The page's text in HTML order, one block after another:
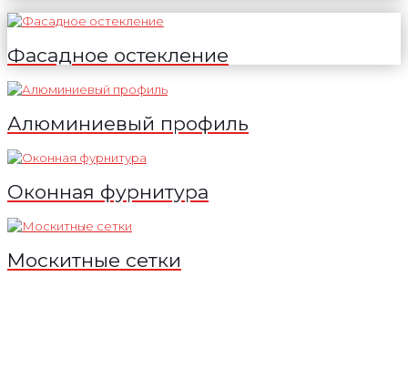
Фасадное остекление
Алюминиевый профиль
Оконная фурнитура
Москитные сетки